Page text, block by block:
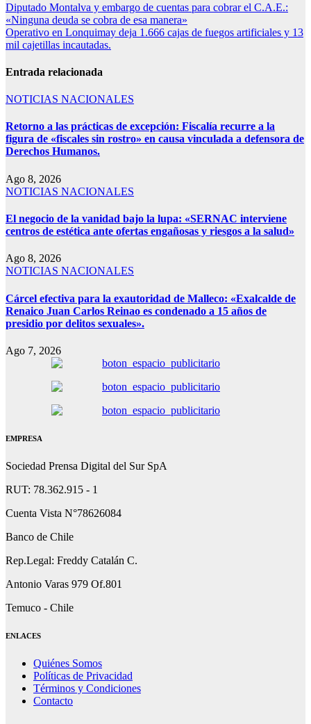
Diputado Montalva y embargo de cuentas para cobrar el C.A.E.:
«Ninguna deuda se cobra de esa manera»
Operativo en Lonquimay deja 1.666 cajas de fuegos artificiales y 13
mil cajetillas incautadas.
Entrada relacionada
NOTICIAS NACIONALES
Retorno a las prácticas de excepción: Fiscalía recurre a la
figura de «fiscales sin rostro» en causa vinculada a defensora de
Derechos Humanos.
Ago 8, 2026
NOTICIAS NACIONALES
El negocio de la vanidad bajo la lupa: «SERNAC interviene
centros de estética ante ofertas engañosas y riesgos a la salud»
Ago 8, 2026
NOTICIAS NACIONALES
Cárcel efectiva para la exautoridad de Malleco: «Exalcalde de
Renaico Juan Carlos Reinao es condenado a 15 años de
presidio por delitos sexuales».
Ago 7, 2026
EMPRESA
Sociedad Prensa Digital del Sur SpA
RUT: 78.362.915 - 1
Cuenta Vista N°78626084
Banco de Chile
Rep.Legal: Freddy Catalán C.
Antonio Varas 979 Of.801
Temuco - Chile
ENLACES
Quiénes Somos
Políticas de Privacidad
Términos y Condiciones
Contacto